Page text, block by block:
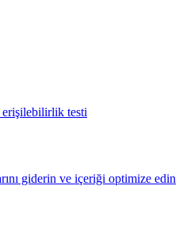
testi
giderin ve içeriği optimize edin